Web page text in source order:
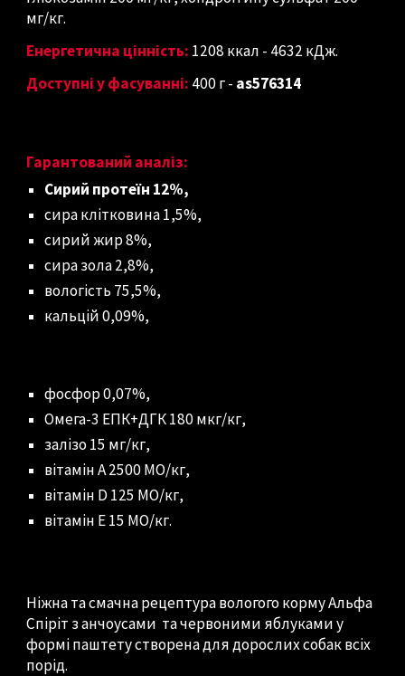
мг/кг.
Енергетична цінність: 1208 ккал - 4632 кДж.
Доступні у фасуванні: 400 г- as576314
Гарантований аналіз:
Сирий протеїн 12%,
сира клітковина 1,5%,
сирий жир 8%,
сира зола 2,8%,
вологість 75,5%,
кальцій 0,09%,
фосфор 0,07%,
Омега-3 ЕПК+ДГК 180 мкг/кг,
залізо 15 мг/кг,
вітамін A 2500 МО/кг,
вітамін D 125 МО/кг,
вітамін E 15 МО/кг.
Ніжна та смачна рецептура вологого корму Альфа
Спіріт з анчоусами та червоними яблуками у
формі паштету створена для дорослих собак всіх
порід.